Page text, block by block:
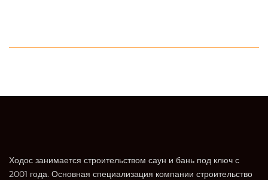
Ходос занимается строительством саун и бань под ключ с
2001 года. Основная специализация компании строительство